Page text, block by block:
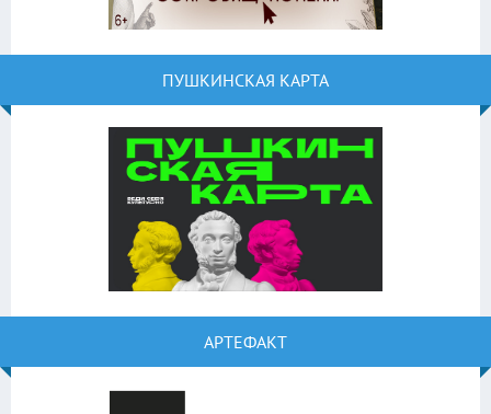
ПУШКИНСКАЯ КАРТА
АРТЕФАКТ